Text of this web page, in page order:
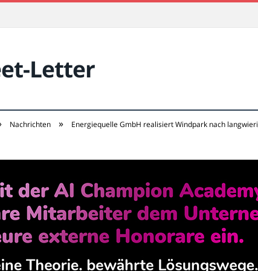
Letter
Nachrichten » Energiequelle GmbH realisiert Windpark nach